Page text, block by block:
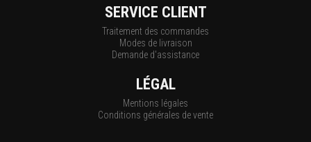
SERVICE CLIENT
Traitement des commandes
Modes de livraison
Demande d'assistance
LÉGAL
Mentions légales
Conditions générales de vente